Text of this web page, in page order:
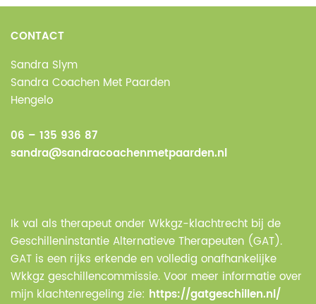
CONTACT
Sandra Slym
Sandra Coachen Met Paarden
Hengelo
06 – 135 936 87
sandra@sandracoachenmetpaarden.nl
Ik val als therapeut onder Wkkgz-klachtrecht bij de
Geschilleninstantie Alternatieve Therapeuten (GAT).
GAT is een rijks erkende en volledig onafhankelijke
Wkkgz geschillencommissie. Voor meer informatie over
mijn klachtenregeling zie: https://gatgeschillen.nl/